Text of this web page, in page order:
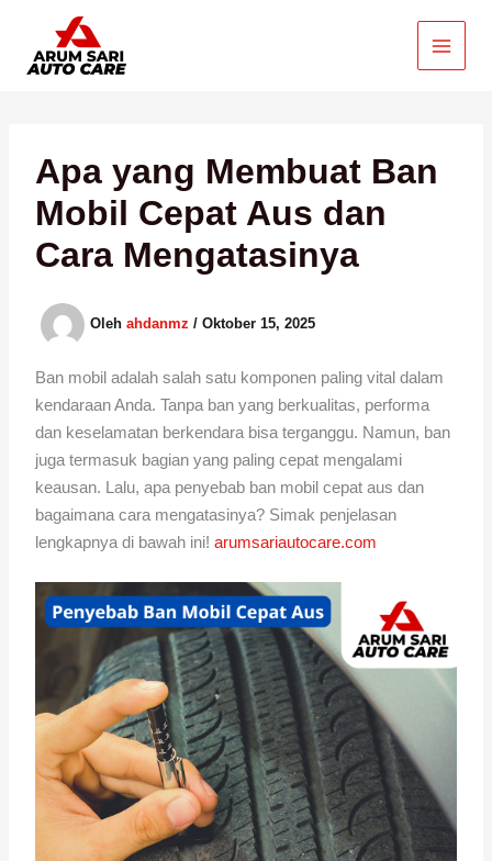
konten
Apa yang Membuat Ban
Mobil Cepat Aus dan
Cara Mengatasinya
Olehahdanmz/Oktober 15, 2025
Ban mobil adalah salah satu komponen paling vital dalam
kendaraan Anda. Tanpa ban yang berkualitas, performa
dan keselamatan berkendara bisa terganggu. Namun, ban
juga termasuk bagian yang paling cepat mengalami
keausan. Lalu, apa penyebab ban mobil cepat aus dan
bagaimana cara mengatasinya? Simak penjelasan
lengkapnya di bawah ini!arumsariautocare.com